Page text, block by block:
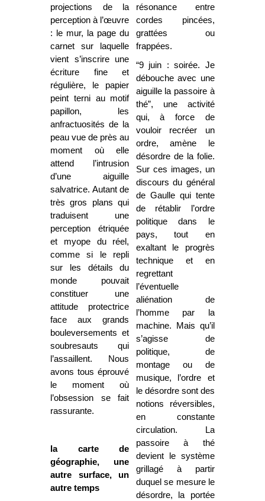
projections de la
perception à l’œuvre
: le mur, la page du
carnet sur laquelle
vient s’inscrire une
écriture fine et
régulière, le papier
peint terni au motif
papillon, les
anfractuosités de la
peau vue de près au
moment où elle
attend l’intrusion
d’une aiguille
salvatrice. Autant de
très gros plans qui
traduisent une
perception étriquée
et myope du réel,
comme si le repli
sur les détails du
monde pouvait
constituer une
attitude protectrice
face aux grands
bouleversements et
soubresauts qui
l’assaillent. Nous
avons tous éprouvé
le moment où
l’obsession se fait
rassurante.
la carte de
géographie, une
autre surface, un
autre temps
résonance entre
cordes pincées,
grattées ou
frappées.
“9 juin : soirée. Je
débouche avec une
aiguille la passoire à
thé”, une activité
qui, à force de
vouloir recréer un
ordre, amène le
désordre de la folie.
Sur ces images, un
discours du général
de Gaulle qui tente
de rétablir l’ordre
politique dans le
pays, tout en
exaltant le progrès
technique et en
regrettant
l’éventuelle
aliénation de
l’homme par la
machine. Mais qu’il
s’agisse de
politique, de
montage ou de
musique, l’ordre et
le désordre sont des
notions réversibles,
en constante
circulation. La
passoire à thé
devient le système
grillagé à partir
duquel se mesure le
désordre, la portée